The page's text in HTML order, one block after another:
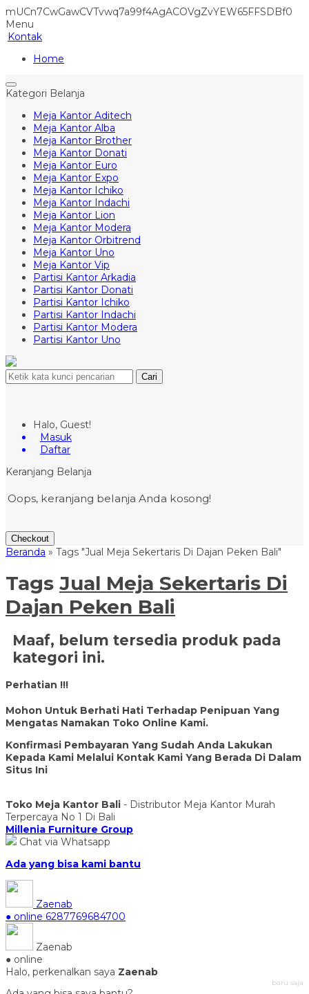
mUCn7CwGawCVTvwq7a99f4AgACOVgZvYEW65FFSDBf0
Menu
Kontak
Home
Kategori Belanja
Meja Kantor Aditech
Meja Kantor Alba
Meja Kantor Brother
Meja Kantor Donati
Meja Kantor Euro
Meja Kantor Expo
Meja Kantor Ichiko
Meja Kantor Indachi
Meja Kantor Lion
Meja Kantor Modera
Meja Kantor Orbitrend
Meja Kantor Uno
Meja Kantor Vip
Partisi Kantor Arkadia
Partisi Kantor Donati
Partisi Kantor Ichiko
Partisi Kantor Indachi
Partisi Kantor Modera
Partisi Kantor Uno
Cari
Halo, Guest!
Masuk
Daftar
Keranjang Belanja
Oops, keranjang belanja Anda kosong!
Checkout
Beranda » Tags "Jual Meja Sekertaris Di Dajan Peken Bali"
Tags Jual Meja Sekertaris Di
Dajan Peken Bali
Maaf, belum tersedia produk pada
kategori ini.
Perhatian !!!
Mohon Untuk Berhati Hati Terhadap Penipuan Yang
Mengatas Namakan Toko Online Kami.
Konfirmasi Pembayaran Yang Sudah Anda Lakukan
Kepada Kami Melalui Kontak Kami Yang Berada Di Dalam
Situs Ini
Toko Meja Kantor Bali - Distributor Meja Kantor Murah
Terpercaya No 1 Di Bali
Millenia Furniture Group
Chat via Whatsapp
Ada yang bisa kami bantu
Zaenab
● online 6287769684700
Zaenab
● online
Halo, perkenalkan saya Zaenab
baru saja